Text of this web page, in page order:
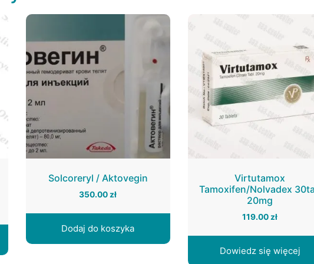
Solcoreryl / Aktovegin
350.00zł
Dodaj do koszyka
Virtutamox
Tamoxifen/Nolvadex
20mg
119.00zł
Dowiedz się więcej